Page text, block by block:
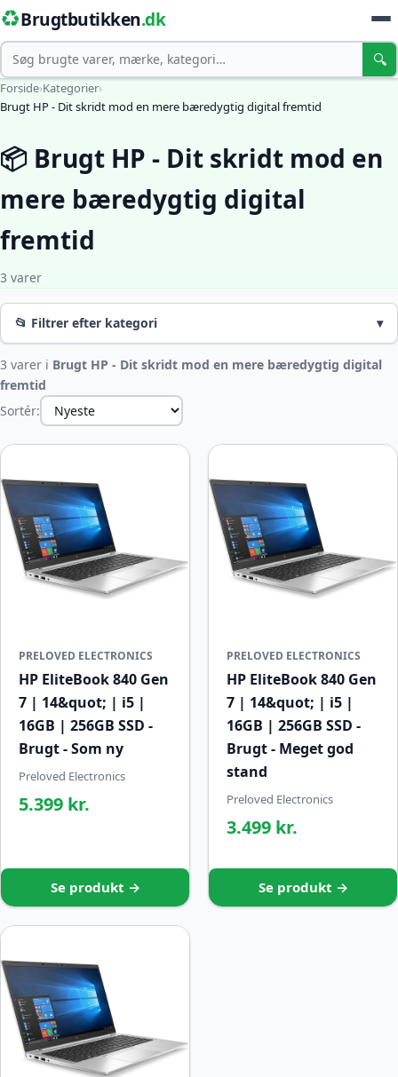
♻️Brugtbutikken.dk
Søg 🔍
Forside›Kategorier›
Brugt HP - Dit skridt mod en mere bæredygtig digital fremtid
📦 Brugt HP - Dit skridt mod en
mere bæredygtig digital
fremtid
3 varer
📂 Filtrer efter kategori ▾
3 varer i Brugt HP - Dit skridt mod en mere bæredygtig digital
fremtid
Sortér:
PRELOVED ELECTRONICS
HP EliteBook 840 Gen
7 | 14&quot; | i5 |
16GB | 256GB SSD -
Brugt - Som ny
Preloved Electronics
5.399 kr.
Se produkt →
PRELOVED ELECTRONICS
HP EliteBook 840 Gen
7 | 14&quot; | i5 |
16GB | 256GB SSD -
Brugt - Meget god
stand
Preloved Electronics
3.499 kr.
Se produkt →